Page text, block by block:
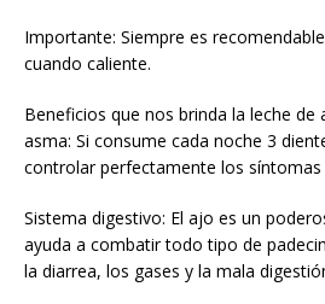
Importante: Siempre es
cuando caliente.
Beneficios que nos brinda la leche de
asma: Si consume cada noche 3
controlar perfectamente los síntomas
Sistema digestivo: El ajo es un
ayuda a combatir todo tipo de
la diarrea, los gases y la mala